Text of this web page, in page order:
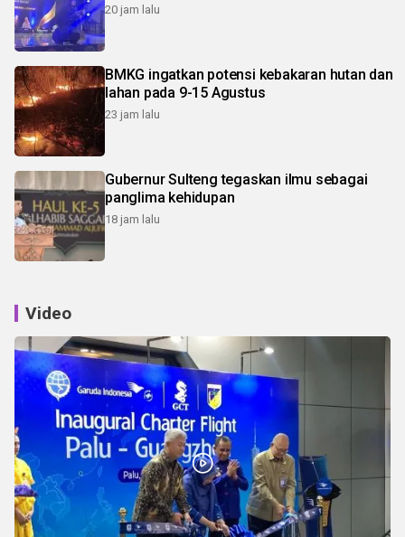
20 jam lalu
BMKG ingatkan potensi kebakaran hutan dan
lahan pada 9-15 Agustus
23 jam lalu
Gubernur Sulteng tegaskan ilmu sebagai
panglima kehidupan
18 jam lalu
Video